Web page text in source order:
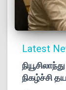
Latest
நிகழ்ச்சி